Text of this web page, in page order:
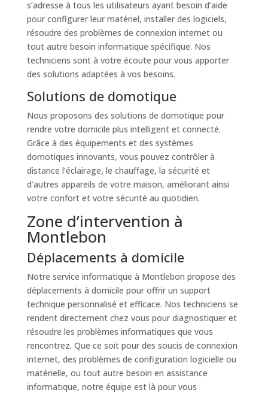
s’adresse à tous les utilisateurs ayant besoin d’aide
pour configurer leur matériel, installer des logiciels,
résoudre des problèmes de connexion internet ou
tout autre besoin informatique spécifique. Nos
techniciens sont à votre écoute pour vous apporter
des solutions adaptées à vos besoins.
Solutions de domotique
Nous proposons des solutions de domotique pour
rendre votre domicile plus intelligent et connecté.
Grâce à des équipements et des systèmes
domotiques innovants, vous pouvez contrôler à
distance l’éclairage, le chauffage, la sécurité et
d’autres appareils de votre maison, améliorant ainsi
votre confort et votre sécurité au quotidien.
Zone d’intervention à
Montlebon
Déplacements à domicile
Notre service informatique à Montlebon propose des
déplacements à domicile pour offrir un support
technique personnalisé et efficace. Nos techniciens se
rendent directement chez vous pour diagnostiquer et
résoudre les problèmes informatiques que vous
rencontrez. Que ce soit pour des soucis de connexion
internet, des problèmes de configuration logicielle ou
matérielle, ou tout autre besoin en assistance
informatique, notre équipe est là pour vous